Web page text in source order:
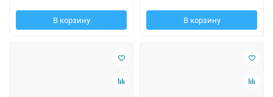
В корзину В корзину